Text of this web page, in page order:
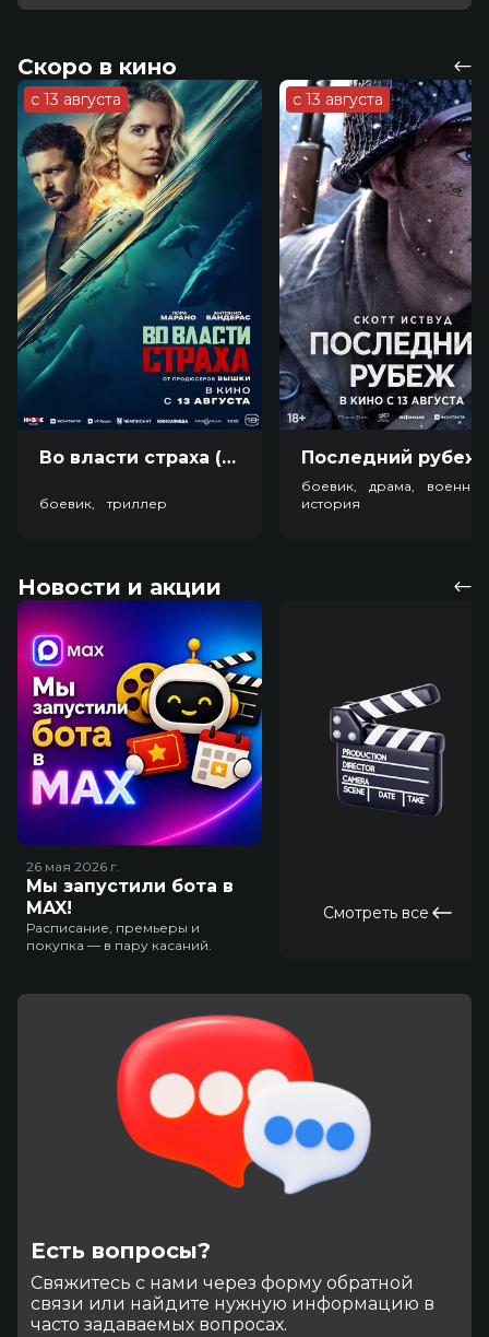
Скоро в кино
с 13 августа
Во власти страха (18+)
боевик, триллер
с 13 августа
боевик, драма,
история
Новости и акции
26 мая 2026 г.
Мы запустили бота в
MAX!
Расписание, премьеры и
покупка — в пару касаний.
Смотреть все
Есть вопросы?
Cвяжитесь с нами через форму обратной
связи или найдите нужную информацию в
часто задаваемых вопросах.